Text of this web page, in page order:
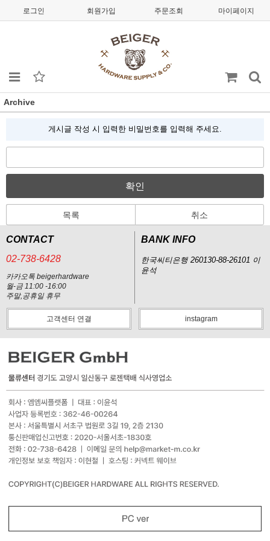
로그인 회원가입 주문조회 마이페이지
Archive
게시글 작성 시 입력한 비밀번호를 입력해 주세요.
확인
목록 취소
CONTACT
02-738-6428
카카오톡 beigerhardware
월-금 11:00 -16:00
주말,공휴일 휴무
BANK INFO
한국씨티은행 260130-88-26101 이
윤석
고객센터 연결 instagram